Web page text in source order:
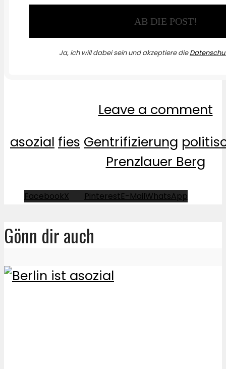
Ja, ich will dabei sein und akzeptiere die
Leave a comment
asozial fies Gentrifizierung
Prenzlauer Berg
FacebookX PinterestE-MailWhatsApp
Gönn dir auch